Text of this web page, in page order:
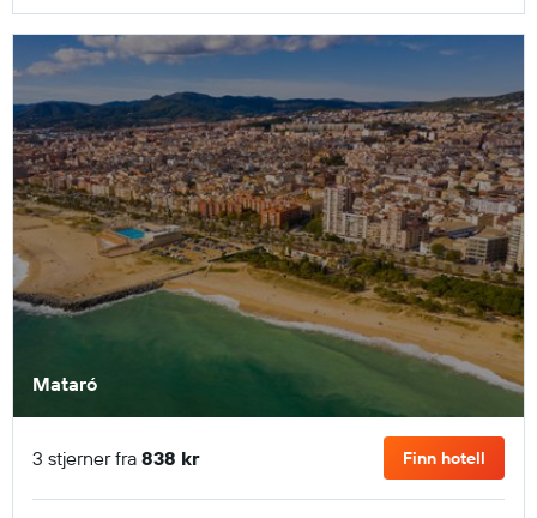
Mataró
3 stjerner fra 838 kr Finn hotell